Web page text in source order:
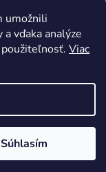
umožnili
vďaka analýze
Viac
Súhlasím
práva vyhradené.